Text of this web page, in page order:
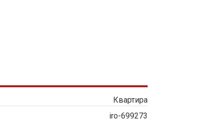
Квартира
iro-699273